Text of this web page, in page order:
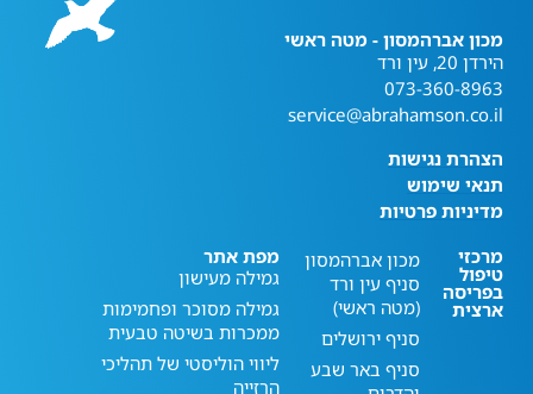
מכון אברהמסון - מטה ראשי
הירדן 20, עין ורד
073-360-8963
service@abrahamson.co.il
הצהרת נגישות
תנאי שימוש
מדיניות פרטיות
מרכזי
טיפול
בפריסה
ארצית
מכון אברהמסון
סניף עין ורד
(מטה ראשי)
סניף ירושלים
סניף באר שבע
מפת אתר
גמילה מעישון
גמילה מסוכר ופחמימות
ממכרות בשיטה טבעית
ליווי הוליסטי של תהליכי
הרזייה